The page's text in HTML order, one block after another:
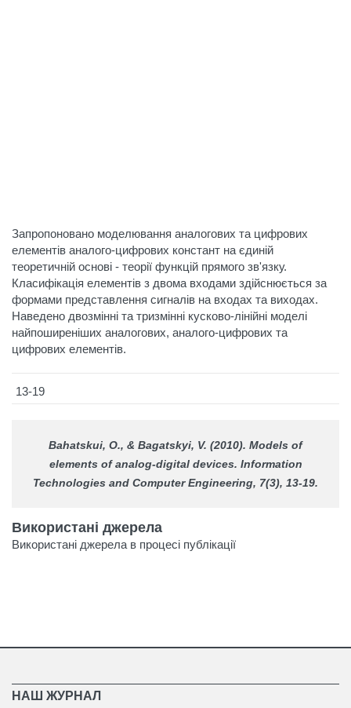
Запропоновано моделювання аналогових та цифрових
елементів аналого-цифрових констант на єдиній
теоретичній основі - теорії функцій прямого зв'язку.
Класифікація елементів з двома входами здійснюється за
формами представлення сигналів на входах та виходах.
Наведено двозмінні та тризмінні кусково-лінійні моделі
найпоширеніших аналогових, аналого-цифрових та
цифрових елементів.
13-19
Bahatskui, O., & Bagatskyi, V. (2010). Models of
elements of analog-digital devices. Information
Technologies and Computer Engineering, 7(3), 13-19.
Використані джерела
Використані джерела в процесі публікації
НАШ ЖУРНАЛ